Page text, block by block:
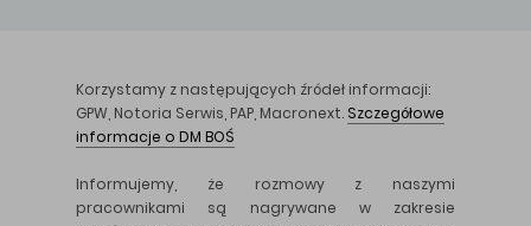
Korzystamy z następujących źródeł informacji:
GPW, Notoria Serwis, PAP, Macronext. Szczegółowe
informacje o DM BOŚ
Informujemy, że rozmowy z naszymi
pracownikami są nagrywane w zakresie